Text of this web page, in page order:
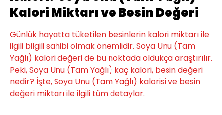
Kalori Miktarı ve Besin Değeri
Günlük hayatta tüketilen besinlerin kalori miktarı ile
ilgili bilgili sahibi olmak önemlidir. Soya Unu (Tam
Yağlı) kalori değeri de bu noktada oldukça araştırılır.
Peki, Soya Unu (Tam Yağlı) kaç kalori, besin değeri
nedir? İşte, Soya Unu (Tam Yağlı) kalorisi ve besin
değeri miktarı ile ilgili tüm detaylar.